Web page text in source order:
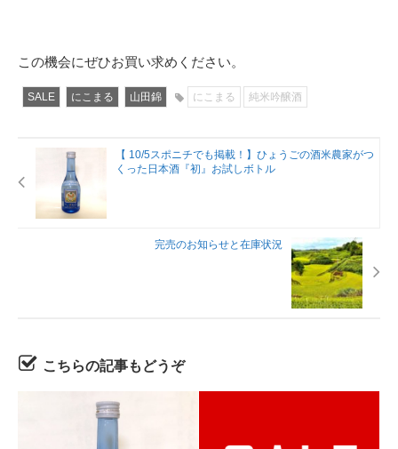
この機会にぜひお買い求めください。
SALE にこまる 山田錦 にこまる 純米吟醸酒
【 10/5スポニチでも掲載！】ひょうごの酒米農家がつ
くった日本酒『初』お試しボトル
完売のお知らせと在庫状況
こちらの記事もどうぞ